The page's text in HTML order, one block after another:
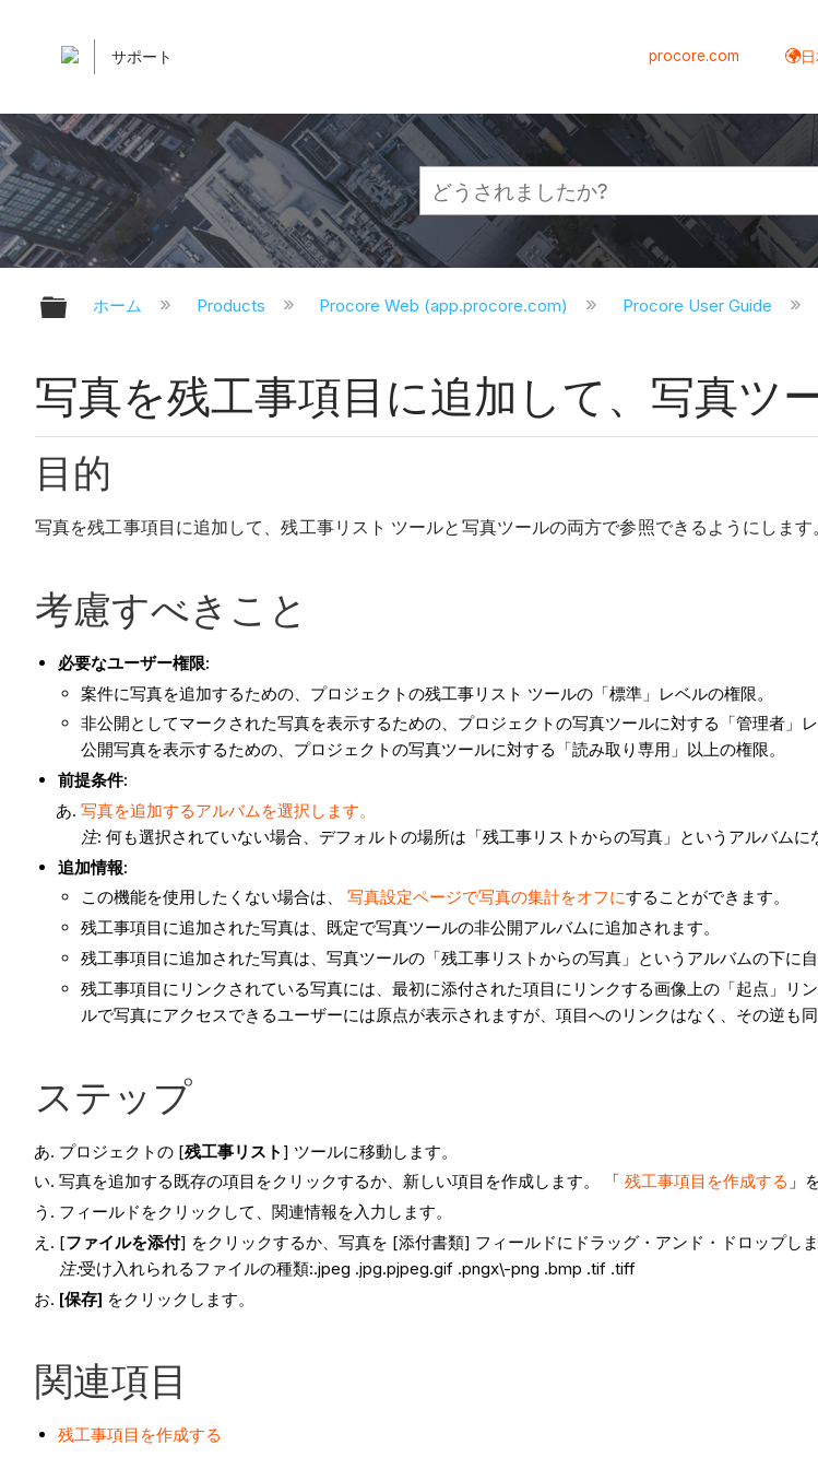
サポート procore.com 日
グローバル階層を展開/折りたたむ
ホーム Products Procore Web (app.procore.com) Procore User Guide
写真を残工事項目に追加して、写真ツ
目的
写真を残工事項目に追加して、残工事リスト ツールと写真ツールの両方で参照できるようにします
考慮すべきこと
必要なユーザー権限:
案件に写真を追加するための、プロジェクトの残工事リスト ツールの「標準」レベルの権限。
非公開としてマークされた写真を表示するための、プロジェクトの写真ツールに対する「管理者」レ
公開写真を表示するための、プロジェクトの写真ツールに対する「読み取り専用」以上の権限。
前提条件:
写真を追加するアルバムを選択します。
注: 何も選択されていない場合、デフォルトの場所は「残工事リストからの写真」というアルバムに
追加情報:
この機能を使用したくない場合は、 写真設定ページで写真の集計をオフにすることができます。
残工事項目に追加された写真は、既定で写真ツールの非公開アルバムに追加されます。
残工事項目に追加された写真は、写真ツールの「残工事リストからの写真」というアルバムの下に自
残工事項目にリンクされている写真には、最初に添付された項目にリンクする画像上の「起点」
ルで写真にアクセスできるユーザーには原点が表示されますが、項目へのリンクはなく、その逆も同
ステップ
プロジェクトの [残工事リスト ] ツールに移動します。
写真を追加する既存の項目をクリックするか、新しい項目を作成します。 「残工事項目を作成する 」
フィールドをクリックして、関連情報を入力します。
[ファイルを添付] をクリックするか、写真を [添付書類] フィールドにドラッグ・アンド・ドロップしま
注:受け入れられるファイルの種類:.jpeg .jpg.pjpeg.gif .pngx\-png .bmp .tif .tiff
[保存] をクリックします。
関連項目
残工事項目を作成する